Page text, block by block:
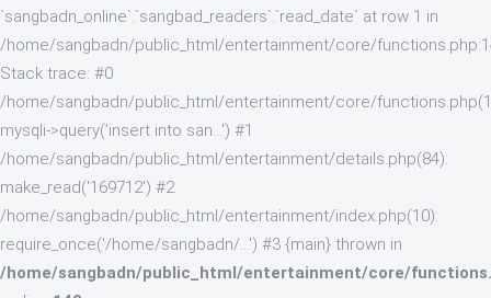
`sangbadn_online`.`sangbad_readers`.`read_date` at row 1 in
/home/sangbadn/public_html/entertainment/core/
Stack trace: #0
/home/sangbadn/public_html/entertainment/core/
mysqli->query('insert into san...') #1
/home/sangbadn/public_html/entertainment/details.php(84):
make_read('169712') #2
/home/sangbadn/public_html/entertainment/index.php(10):
require_once('/home/sangbadn/...') #3 {main} thrown in
/home/sangbadn/public_html/entertainment/core/